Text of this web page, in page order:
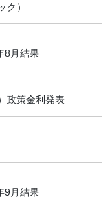
ク）
8月結果
政策金利発表
9月結果